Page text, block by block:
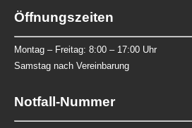
Öffnungszeiten
Montag – Freitag: 8:00 – 17:00 Uhr
Samstag nach Vereinbarung
Notfall-Nummer